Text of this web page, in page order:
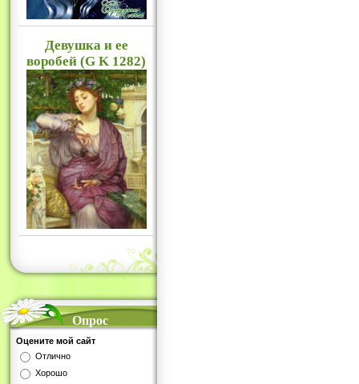
Девушка и ее
воробей (G K 1282)
Опрос
Оцените мой сайт
Отлично
Хорошо